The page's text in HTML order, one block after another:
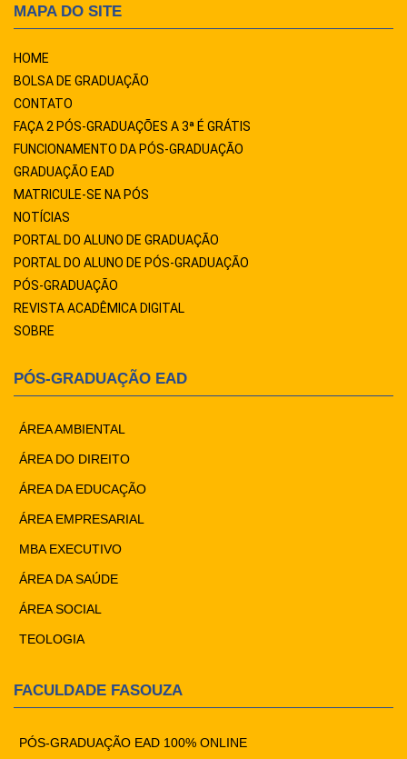
MAPA DO SITE
HOME
BOLSA DE GRADUAÇÃO
CONTATO
FAÇA 2 PÓS-GRADUAÇÕES A 3ª É GRÁTIS
FUNCIONAMENTO DA PÓS-GRADUAÇÃO
GRADUAÇÃO EAD
MATRICULE-SE NA PÓS
NOTÍCIAS
PORTAL DO ALUNO DE GRADUAÇÃO
PORTAL DO ALUNO DE PÓS-GRADUAÇÃO
PÓS-GRADUAÇÃO
REVISTA ACADÊMICA DIGITAL
SOBRE
PÓS-GRADUAÇÃO EAD
ÁREA AMBIENTAL
ÁREA DO DIREITO
ÁREA DA EDUCAÇÃO
ÁREA EMPRESARIAL
MBA EXECUTIVO
ÁREA DA SAÚDE
ÁREA SOCIAL
TEOLOGIA
FACULDADE FASOUZA
PÓS-GRADUAÇÃO EAD 100% ONLINE